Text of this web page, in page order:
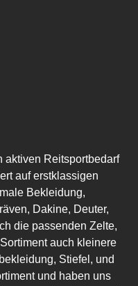
aktiven Reitsportbedarf
auf erstklassigen
Bekleidung,
Dakine, Deuter,
die passenden Zelte,
auch kleinere
Stiefel, und
und haben uns